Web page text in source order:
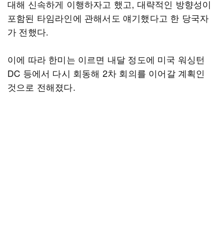
대해 신속하게 이행하자고 했고, 대략적인 방향성이
포함된 타임라인에 관해서도 얘기했다고 한 당국자
가 전했다.
이에 따라 한미는 이르면 내달 정도에 미국 워싱턴
DC 등에서 다시 회동해 2차 회의를 이어갈 계획인
것으로 전해졌다.